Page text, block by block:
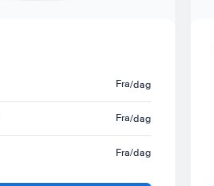
Fra/dag
Fra/dag
Fra/dag